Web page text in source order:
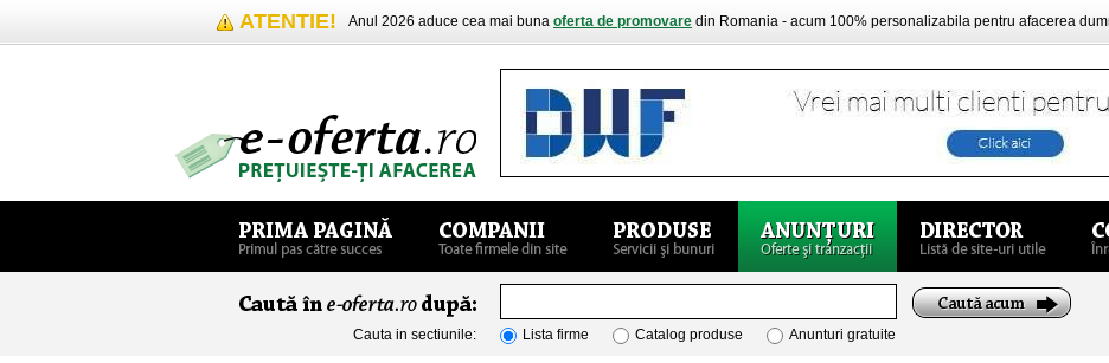
ATENTIE! Anul 2026 aduce cea mai buna oferta de promovare din Romania - acum 100% personalizabila pentru afacerea
Cauta in sectiunile: Lista firme Catalog produse Anunturi gratuite